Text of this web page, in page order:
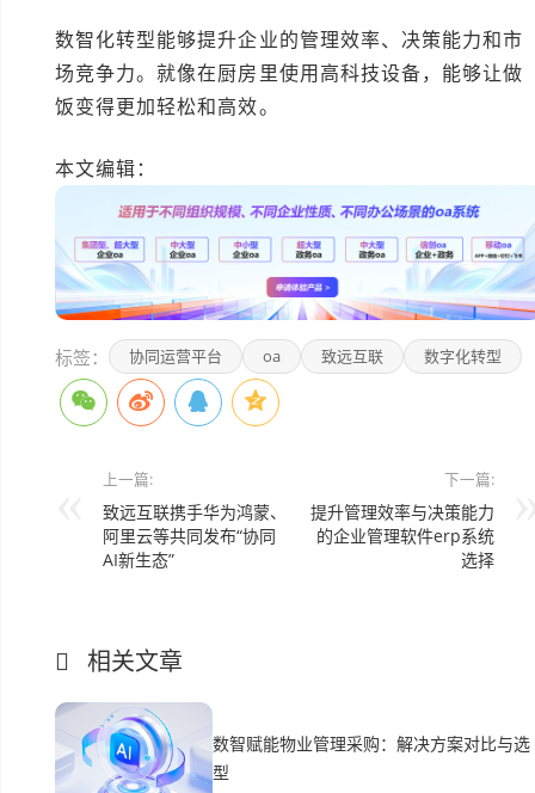
数智化转型能够提升企业的管理效率、决策能力和市
场竞争力。就像在厨房里使用高科技设备，能够让做
饭变得更加轻松和高效。
本文编辑：
标签： 协同运营平台 oa 致远互联 数字化转型
上一篇:
致远互联携手华为鸿蒙、
阿里云等共同发布“协同
AI新生态”
下一篇:
提升管理效率与决策能力
的企业管理软件erp系统
选择
相关文章
数智赋能物业管理采购：解决方案对比与选
型